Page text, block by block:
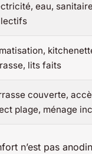
eau,
lits faits
couverte,
plage, ménage
n’est pas